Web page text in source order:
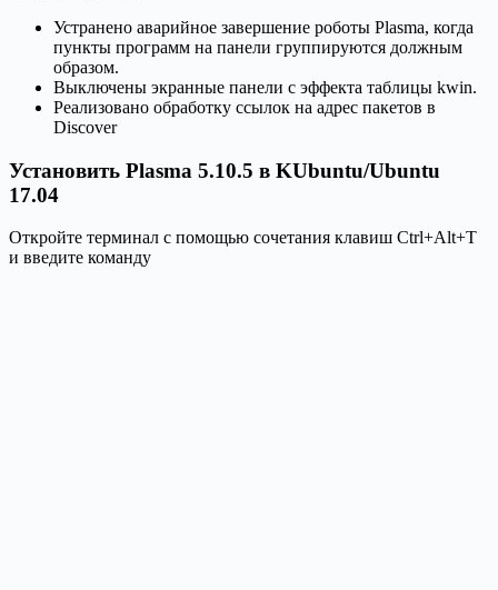
Устранено аварийное завершение роботы Plasma, когда
пункты программ на панели группируются должным
образом.
Выключены экранные панели с эффекта таблицы kwin.
Реализовано обработку ссылок на адрес пакетов в
Discover
Установить Plasma 5.10.5 в KUbuntu/Ubuntu
17.04
Откройте терминал с помощью сочетания клавиш Ctrl+Alt+T
и введите команду